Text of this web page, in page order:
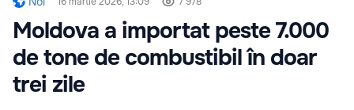
Moldova a importat peste 7.000
de tone de combustibil în doar
trei zile